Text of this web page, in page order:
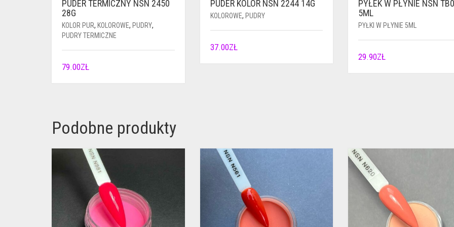
PUDER TERMICZNY NSN 2450
28G
KOLOR PUR, KOLOROWE, PUDRY,
PUDRY TERMICZNE
79.00ZŁ
PUDER KOLOR NSN 2244 14G
KOLOROWE, PUDRY
37.00ZŁ
PYŁEK W PŁYNIE NSN
5ML
PYŁKI W PŁYNIE 5ML
29.90ZŁ
Podobne produkty